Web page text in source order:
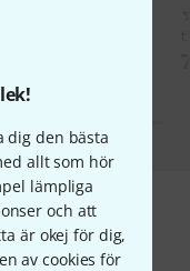
dig den bästa
allt som hör
lämpliga
och att
är okej för dig,
av cookies för
PA set